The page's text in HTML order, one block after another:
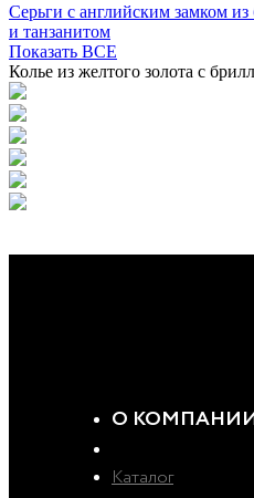
Серьги с английским замком из
и танзанитом
Показать ВСЕ
Колье из желтого золота с
О
Каталог